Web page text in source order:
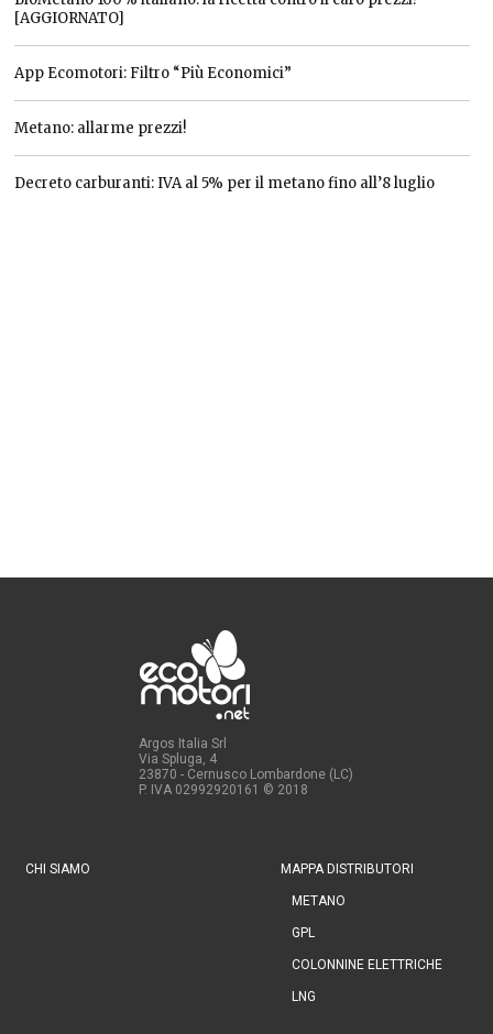
[AGGIORNATO]
App Ecomotori: Filtro “Più Economici”
Metano: allarme prezzi!
Decreto carburanti: IVA al 5% per il metano fino all’8 luglio
Argos Italia Srl
Via Spluga, 4
23870 - Cernusco Lombardone (LC)
P. IVA 02992920161 © 2018
CHI SIAMO MAPPA DISTRIBUTORI
METANO
GPL
COLONNINE ELETTRICHE
LNG